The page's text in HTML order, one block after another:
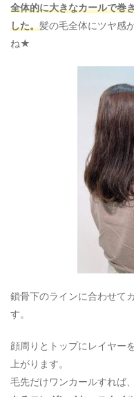
全体的に大きなカールで巻
した。髪の毛全体にツヤ感
ね★
鎖骨下のラインに合わせて
す。
顔周りとトップにレイヤー
上がります。
毛先だけワンカールすれば